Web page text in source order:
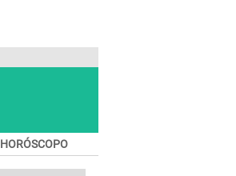
HORÓSCOPO